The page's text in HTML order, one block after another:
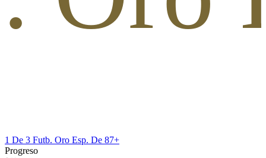
1 De 3 Futb. Oro Esp. De 87+
Progreso